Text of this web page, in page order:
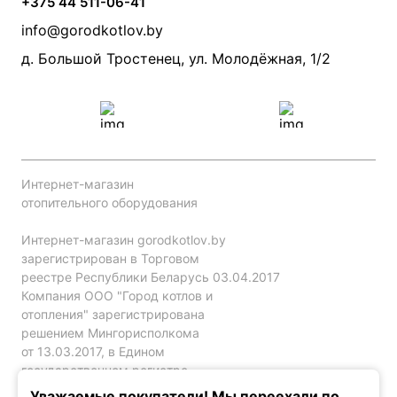
Производители
Монтаж систем отопления
Прайс по монтажу систем отопления
Проект систем отопления
info@gorodkotlov.by
д. Большой Тростенец, ул. Молодёжная, 1/2
Интернет-магазин
отопительного оборудования
Интернет-магазин gorodkotlov.by
зарегистрирован в Торговом
реестре Республики Беларусь 03.04.2017
Компания ООО "Город котлов и
отопления" зарегистрирована
решением Мингорисполкома
от 13.03.2017, в Едином
государственном регистре
юр. лиц и индивидуальных